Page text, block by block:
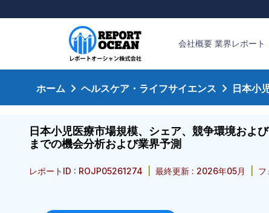
会社概要 業界レポート
ホーム ヘルスケア・ライフサイエンス 日本小
日本小児医療市場規模、シェア、競争環境お
までの機会分析および業界予測
レポートID : ROJP05261274 最終更新 : 2026年05月 フ